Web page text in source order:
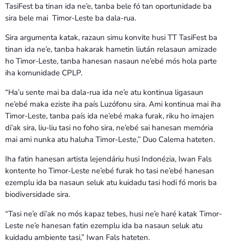
TasiFest ba tinan ida ne’e, tanba bele fó tan oportunidade ba
sira bele mai Timor-Leste ba dala-rua.
Sira argumenta katak, razaun simu konvite husi TT TasiFest ba
tinan ida ne’e, tanba hakarak hametin liután relasaun amizade
ho Timor-Leste, tanba hanesan nasaun ne’ebé mós hola parte
iha komunidade CPLP.
“Ha’u sente mai ba dala-rua ida ne’e atu kontinua ligasaun
ne’ebé maka eziste iha país Luzófonu sira. Ami kontinua mai iha
Timor-Leste, tanba país ida ne’ebé maka furak, riku ho imajen
di’ak sira, liu-liu tasi no foho sira, ne’ebé sai hanesan memória
mai ami nunka atu haluha Timor-Leste,’’ Duo Calema hateten.
Iha fatin hanesan artista lejendáriu husi Indonézia, Iwan Fals
kontente ho Timor-Leste ne’ebé furak ho tasi ne’ebé hanesan
ezemplu ida ba nasaun seluk atu kuidadu tasi hodi fó moris ba
biodiversidade sira.
“Tasi ne’e di’ak no mós kapaz tebes, husi ne’e haré katak Timor-
Leste ne’e hanesan fatin ezemplu ida ba nasaun seluk atu
kuidadu ambiente tasi,” Iwan Fals hateten.